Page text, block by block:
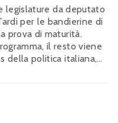
legislature da deputato
per le bandierine di
prova di maturità.
il resto viene
della politica italiana,